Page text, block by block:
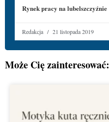
Rynek pracy na lubelszczyźnie
Redakcja 21 listopada 2019
Może Cię zainteresować: